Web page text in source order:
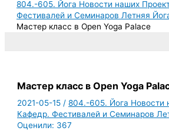
804.-605. Йога Новости наших
Фестивалей и Семинаров Летняя
Мастер класс в Open Yoga Palace
Мастер класс в Open Yoga
2021-05-15/804.-605. Йога Новости
Кафедр. Фестивалей и Семинаров
Оценили: 367